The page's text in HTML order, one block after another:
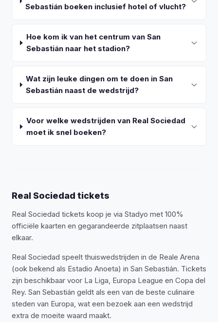
Sebastián boeken inclusief hotel of vlucht?
Hoe kom ik van het centrum van San
Sebastián naar het stadion?
Wat zijn leuke dingen om te doen in San
Sebastián naast de wedstrijd?
Voor welke wedstrijden van Real Sociedad
moet ik snel boeken?
Real Sociedad tickets
Real Sociedad tickets koop je via Stadyo met 100%
officiële kaarten en gegarandeerde zitplaatsen naast
elkaar.
Real Sociedad speelt thuiswedstrijden in de Reale Arena
(ook bekend als Estadio Anoeta) in San Sebastián. Tickets
zijn beschikbaar voor La Liga, Europa League en Copa del
Rey. San Sebastián geldt als een van de beste culinaire
steden van Europa, wat een bezoek aan een wedstrijd
extra de moeite waard maakt.